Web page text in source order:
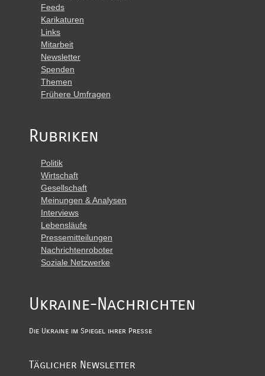
Feeds
Karikaturen
Links
Mitarbeit
Newsletter
Spenden
Themen
Frühere Umfragen
Rubriken
Politik
Wirtschaft
Gesellschaft
Meinungen & Analysen
Interviews
Lebensläufe
Pressemitteilungen
Nachrichtenroboter
Soziale Netzwerke
Ukraine-Nachrichten
Die Ukraine im Spiegel ihrer Presse
Täglicher Newsletter